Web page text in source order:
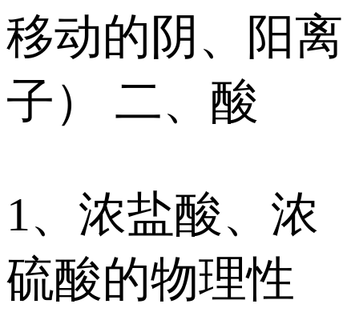
移动的阴、阳离
子） 二、酸
1、浓盐酸、浓
硫酸的物理性